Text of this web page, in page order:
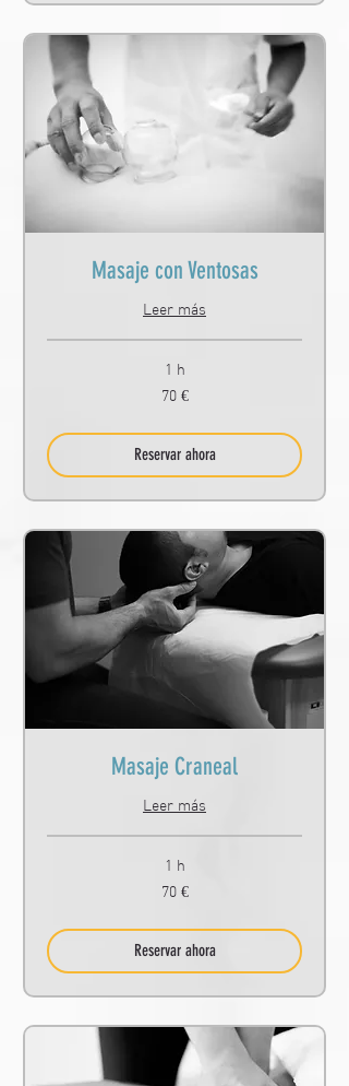
Masaje con Ventosas
Leer más
1 h
70 €
Reservar ahora
Masaje Craneal
Leer más
1 h
70 €
Reservar ahora